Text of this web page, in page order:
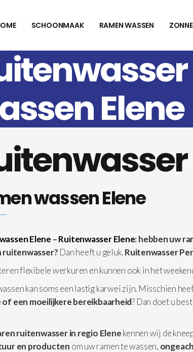
SCHOONMAAK RAMEN WASSEN
Elene
wassen Elene
Elene –Ruitenwasser Elene: hebben uw
ruitenwasser? Dan heeft u geluk.Ruitenwasser
flexibele werkuren en kunnen ook in het
kan soms een lastig karwei zijn. Misschien
een moeilijkere bereikbaarheid? Dan doet u
ruitenwasser in regio Elenekennen wij de
en producten om uw ramen te wassen,